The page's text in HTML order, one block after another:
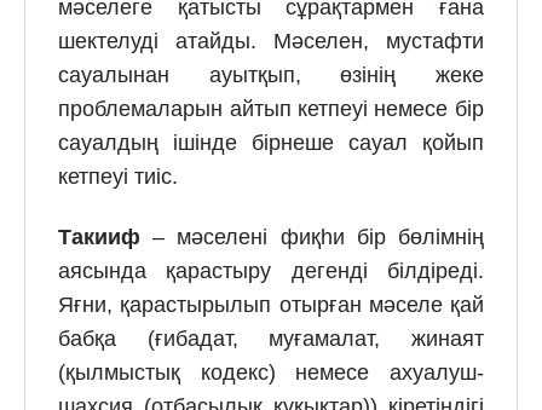
мәселеге қатысты сұрақтармен ғана
шектелуді атайды. Мәселен, мустафти
сауалынан ауытқып, өзінің жеке
проблемаларын айтып кетпеуі немесе бір
сауалдың ішінде бірнеше сауал қойып
кетпеуі тиіс.
Такииф – мәселені фиқһи бір бөлімнің
аясында қарастыру дегенді білдіреді.
Яғни, қарастырылып отырған мәселе қай
бабқа (ғибадат, муғамалат, жинаят
(қылмыстық кодекс) немесе ахуалуш-